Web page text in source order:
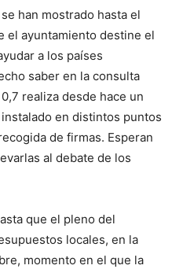
han mostrado hasta el
el ayuntamiento destine el
a los países
saber en la consulta
realiza desde hace un
en distintos puntos
de firmas. Esperan
al debate de los
que el pleno del
locales, en la
momento en el que la